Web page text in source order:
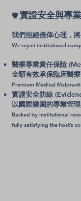
🛡️ 實證安全與專
我們拒絕僥倖心理，
We reject institutional
醫療專業責任保險
全額有效承保臨床醫
Premium Medical
實證安全防線
以國際樂園的專業管
Backed by institutional
fully satisfying the host’s